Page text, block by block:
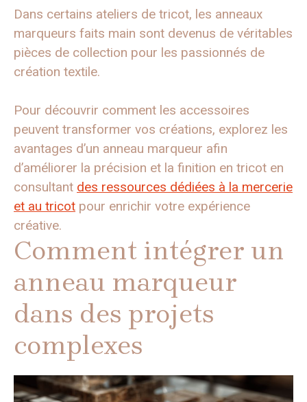
Dans certains ateliers de tricot, les anneaux
marqueurs faits main sont devenus de véritables
pièces de collection pour les passionnés de
création textile.
Pour découvrir comment les accessoires
peuvent transformer vos créations, explorez les
avantages d’un anneau marqueur afin
d’améliorer la précision et la finition en tricot en
consultant des ressources dédiées à la mercerie
et au tricot pour enrichir votre expérience
créative.
Comment intégrer un
anneau marqueur
dans des projets
complexes